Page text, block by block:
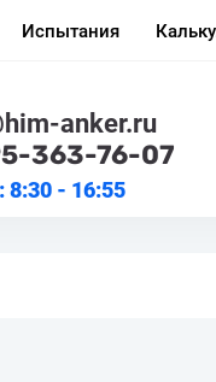
Испытания
anker.ru
363-76-07
8:30 - 16:55